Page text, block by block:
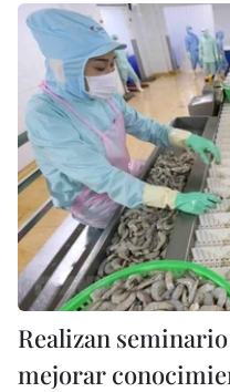
Realizan
mejorar